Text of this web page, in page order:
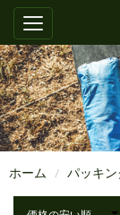
ホーム パッキ